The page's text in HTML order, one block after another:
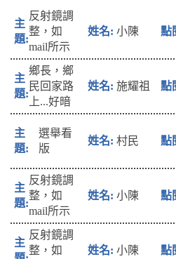
反射鏡調
整，如
mail所示
小陳
鄉長，鄉
民回家路
上...好暗
施耀祖
選舉看
版
村民
反射鏡調
整，如
mail所示
小陳
反射鏡調
整，如
小陳